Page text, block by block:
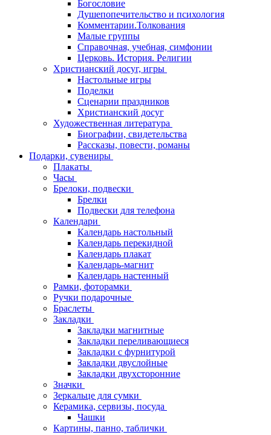
Богословие
Душепопечительство и психология
Комментарии.Толкования
Малые группы
Справочная, учебная, симфонии
Церковь. История. Религии
Христианский досуг, игры
Настольные игры
Поделки
Сценарии праздников
Христианский досуг
Художественная литература
Биографии, свидетельства
Рассказы, повести, романы
Подарки, сувениры
Плакаты
Часы
Брелоки, подвески
Брелки
Подвески для телефона
Календари
Календарь настольный
Календарь перекидной
Календарь плакат
Календарь-магнит
Календарь настенный
Рамки, фоторамки
Ручки подарочные
Браслеты
Закладки
Закладки магнитные
Закладки переливающиеся
Закладки с фурнитурой
Закладки двуслойные
Закладки двухсторонние
Значки
Зеркальце для сумки
Керамика, сервизы, посуда
Чашки
Картины, панно, таблички